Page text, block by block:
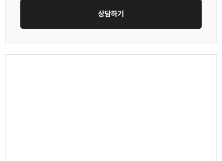
상담하기